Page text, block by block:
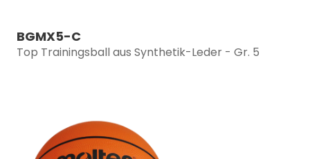
BGMX5-C
Top Trainingsball aus Synthetik-Leder - Gr. 5